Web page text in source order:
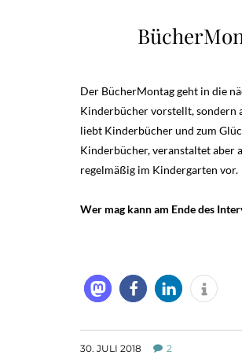
Der BücherMontag geht in die
Kinderbücher vorstellt, sondern
liebt Kinderbücher und zum
Kinderbücher, veranstaltet aber
regelmäßig im Kindergarten vor.
Wer mag kann am Ende des
30. JULI 2018 2